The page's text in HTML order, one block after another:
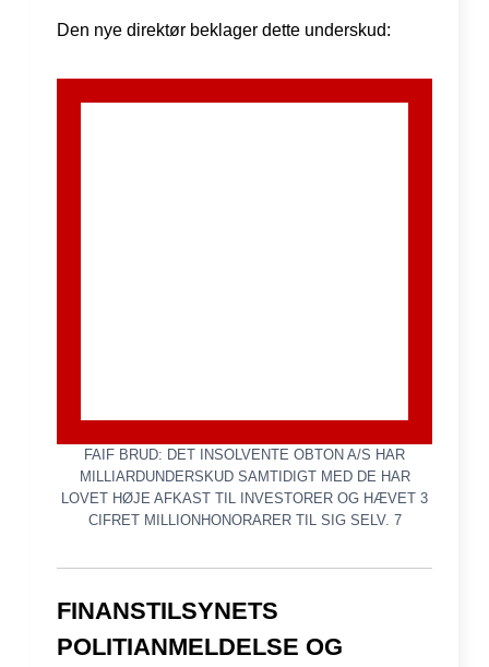
Den nye direktør beklager dette underskud:
FAIF BRUD: DET INSOLVENTE OBTON A/S HAR
MILLIARDUNDERSKUD SAMTIDIGT MED DE HAR
LOVET HØJE AFKAST TIL INVESTORER OG HÆVET 3
CIFRET MILLIONHONORARER TIL SIG SELV. 7
FINANSTILSYNETS
POLITIANMELDELSE OG